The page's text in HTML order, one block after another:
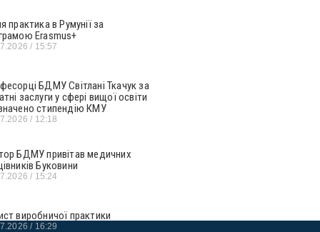
практика в Румунії за
Erasmus+
15:57
БДМУ Світлані Ткачук за
заслуги у сфері вищої освіти
стипендію КМУ
12:18
БДМУ привітав медичних
Буковини
15:24
виробничої практики
16:29